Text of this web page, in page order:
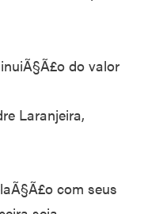
do valor
Laranjeira,
com seus